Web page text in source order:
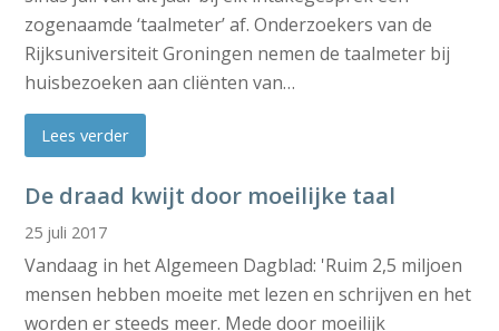
zogenaamde ‘taalmeter’ af. Onderzoekers van de
Rijksuniversiteit Groningen nemen de taalmeter bij
huisbezoeken aan cliënten van…
Lees verder
De draad kwijt door moeilijke taal
25 juli 2017
Vandaag in het Algemeen Dagblad: 'Ruim 2,5 miljoen
mensen hebben moeite met lezen en schrijven en het
worden er steeds meer. Mede door moeilijk